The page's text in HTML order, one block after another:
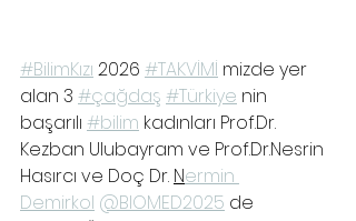
#BilimKızı 2026 #TAKVİMİ mizde yer
alan 3 #çağdaş #Türkiye nin
başarılı #bilim kadınları Prof.Dr.
Kezban Ulubayram ve Prof.Dr.Nesrin
Hasırcı ve Doç Dr. Nermin
Demirkol @BIOMED2025 de